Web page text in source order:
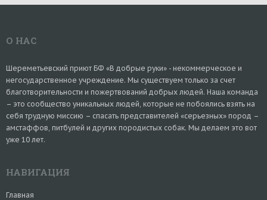
О НАС
Шереметьевский приют БФ «В добрые руки» - некоммерческое и
негосударственное учреждение. Мы существуем только за счет
благотворительности и пожертвований добрых людей. Наша команда
– это сообщество уникальных людей, которые не побоялись взять на
себя трудную миссию – спасать представителей «серьезных» пород –
амстаффов, питбулей и других породистых собак. Мы делаем это вот
уже 10 лет.
НАВИГАЦИЯ
Главная